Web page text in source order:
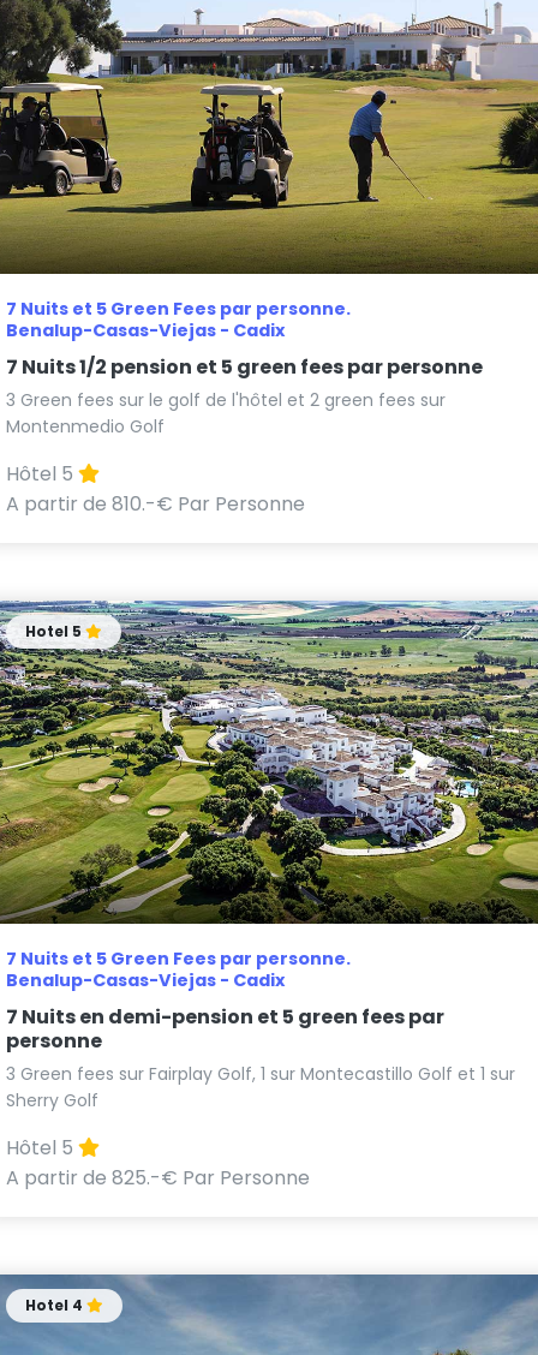
7 Nuits et 5 Green Fees par personne.
Benalup-Casas-Viejas - Cadix
7 Nuits 1/2 pension et 5 green fees par personne
3 Green fees sur le golf de l'hôtel et 2 green fees sur
Montenmedio Golf
Hôtel 5
A partir de 810.-€ Par Personne
7 Nuits et 5 Green Fees par personne.
Benalup-Casas-Viejas - Cadix
Hotel 5
7 Nuits en demi-pension et 5 green fees par
personne
3 Green fees sur Fairplay Golf, 1 sur Montecastillo Golf et 1 sur
Sherry Golf
Hôtel 5
A partir de 825.-€ Par Personne
Hotel 4